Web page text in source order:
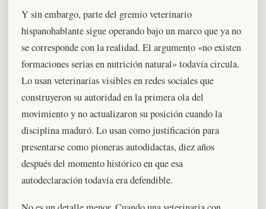
Y sin embargo, parte del gremio veterinario
hispanohablante sigue operando bajo un marco que ya no
se corresponde con la realidad. El argumento «no existen
formaciones serias en nutrición natural» todavía circula.
Lo usan veterinarias visibles en redes sociales que
construyeron su autoridad en la primera ola del
movimiento y no actualizaron su posición cuando la
disciplina maduró. Lo usan como justificación para
presentarse como pioneras autodidactas, diez años
después del momento histórico en que esa
autodeclaración todavía era defendible.